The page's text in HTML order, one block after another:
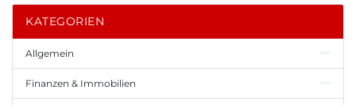
KATEGORIEN
Allgemein
Finanzen & Immobilien